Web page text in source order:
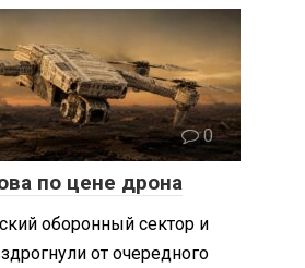
0
по цене дрона
оборонный сектор и
от очередного